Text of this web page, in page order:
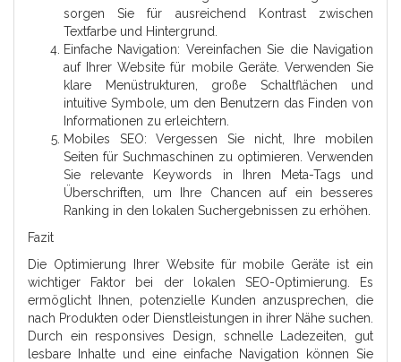
sorgen Sie für ausreichend Kontrast zwischen
Textfarbe und Hintergrund.
Einfache Navigation: Vereinfachen Sie die Navigation
auf Ihrer Website für mobile Geräte. Verwenden Sie
klare Menüstrukturen, große Schaltflächen und
intuitive Symbole, um den Benutzern das Finden von
Informationen zu erleichtern.
Mobiles SEO: Vergessen Sie nicht, Ihre mobilen
Seiten für Suchmaschinen zu optimieren. Verwenden
Sie relevante Keywords in Ihren Meta-Tags und
Überschriften, um Ihre Chancen auf ein besseres
Ranking in den lokalen Suchergebnissen zu erhöhen.
Fazit
Die Optimierung Ihrer Website für mobile Geräte ist ein
wichtiger Faktor bei der lokalen SEO-Optimierung. Es
ermöglicht Ihnen, potenzielle Kunden anzusprechen, die
nach Produkten oder Dienstleistungen in ihrer Nähe suchen.
Durch ein responsives Design, schnelle Ladezeiten, gut
lesbare Inhalte und eine einfache Navigation können Sie